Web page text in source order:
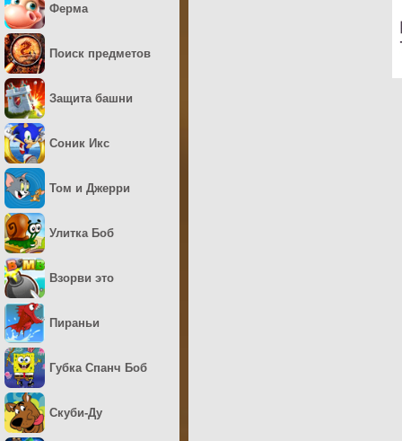
Ферма
Поиск предметов
Защита башни
Соник Икс
Том и Джерри
Улитка Боб
Взорви это
Пираньи
Губка Спанч Боб
Скуби-Ду